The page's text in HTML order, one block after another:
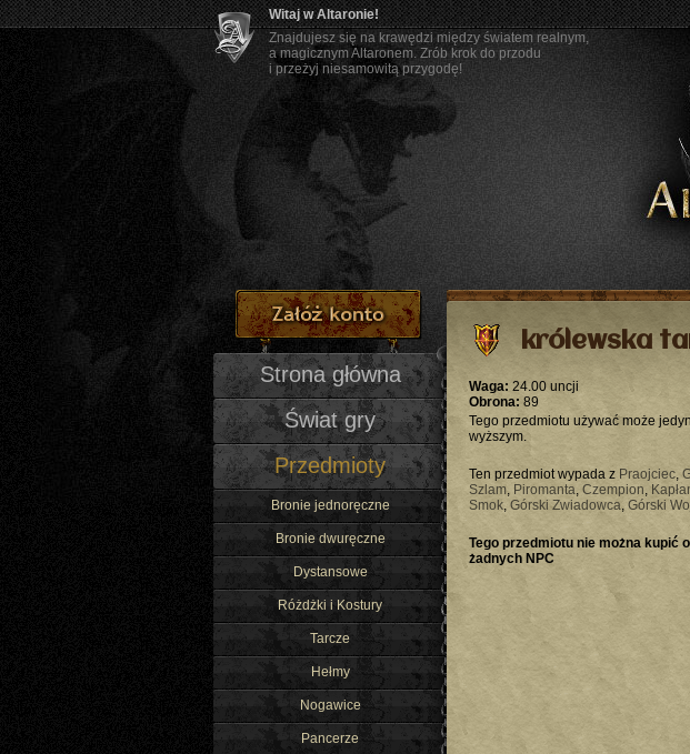
Witaj w Altaronie!
Znajdujesz się na krawędzi między światem realnym,
a magicznym Altaronem. Zrób krok do przodu
i przeżyj niesamowitą przygodę!
Strona główna
Świat gry
Przedmioty
Bronie jednoręczne
Bronie dwuręczne
Dystansowe
Różdżki i Kostury
Tarcze
Hełmy
Nogawice
Pancerze
królewska
Waga: 24.00 uncji
Obrona: 89
Tego przedmiotu używać może
wyższym.
Ten przedmiot wypada z Praojciec,
Szlam, Piromanta, Czempion,
Smok, Górski Zwiadowca, Górski
Tego przedmiotu nie można kupić
żadnych NPC